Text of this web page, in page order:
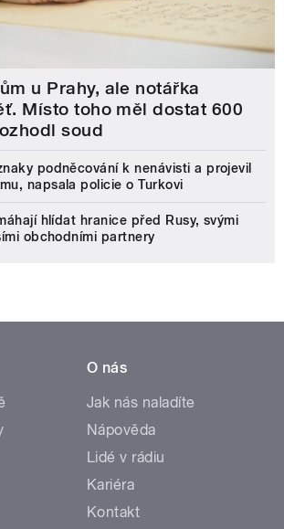
u Prahy, ale notářka
Místo toho měl dostat 600
soud
podněcování k nenávisti a projevil
napsala policie o Turkovi
hlídat hranice před Rusy, svými
obchodními partnery
O nás
Jak nás naladíte
Nápověda
Lidé v rádiu
Kariéra
Kontakt